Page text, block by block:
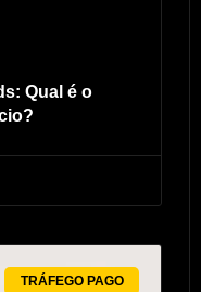
Qual é o
TRÁFEGO PAGO